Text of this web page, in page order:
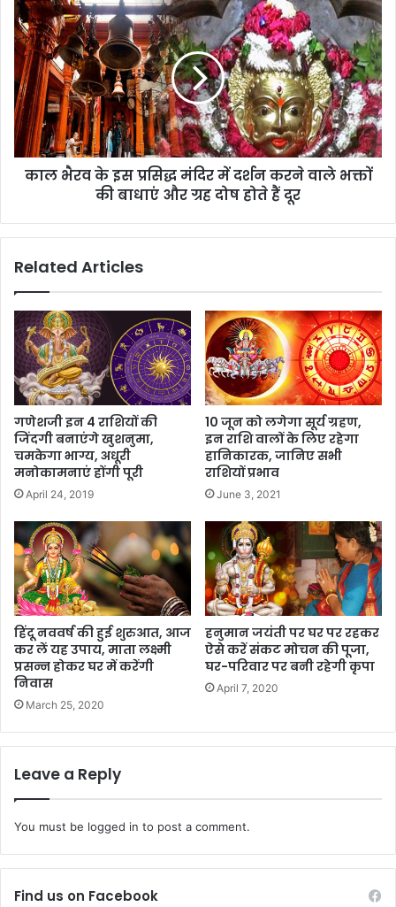
काल भैरव के इस प्रसिद्ध मंदिर में दर्शन करने वाले भक्तों
की बाधाएं और ग्रह दोष होते हैं दूर
Related Articles
गणेशजी इन 4 राशियों की
जिंदगी बनाएंगे खुशनुमा,
चमकेगा भाग्य, अधूरी
मनोकामनाएं होंगी पूरी
April 24, 2019
10 जून को लगेगा सूर्य ग्रहण,
इन राशि वालों के लिए रहेगा
हानिकारक, जानिए सभी
राशियों प्रभाव
June 3, 2021
हिंदू नववर्ष की हुई शुरुआत, आज
कर लें यह उपाय, माता लक्ष्मी
प्रसन्न होकर घर में करेंगी
निवास
March 25, 2020
हनुमान जयंती पर घर पर रहकर
ऐसे करें संकट मोचन की पूजा,
घर-परिवार पर बनी रहेगी कृपा
April 7, 2020
Leave a Reply
You must be logged in to post a comment.
Find us on Facebook